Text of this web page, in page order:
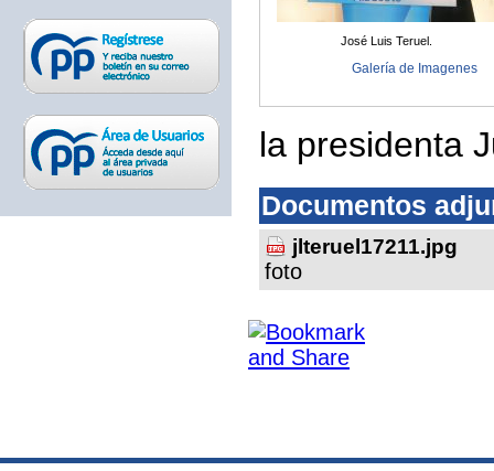
José Luis Teruel.
Galería de Imagenes
la presidenta
Documentos
jlteruel17211.jpg
foto